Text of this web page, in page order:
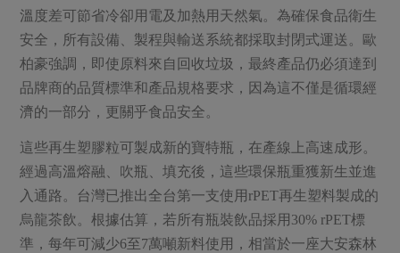
溫度差可節省冷卻用電及加熱用天然氣。為確保食品衛生
安全，所有設備、製程與輸送系統都採取封閉式運送。歐
柏豪強調，即使原料來自回收垃圾，最終產品仍必須達到
品牌商的品質標準和產品規格要求，因為這不僅是循環經
濟的一部分，更關乎食品安全。
這些再生塑膠粒可製成新的寶特瓶，在產線上高速成形。
經過高溫熔融、吹瓶、填充後，這些環保瓶重獲新生並進
入通路。台灣已推出全台第一支使用rPET再生塑料製成的
烏龍茶飲。根據估算，若所有瓶裝飲品採用30% rPET標
準，每年可減少6至7萬噸新料使用，相當於一座大安森林